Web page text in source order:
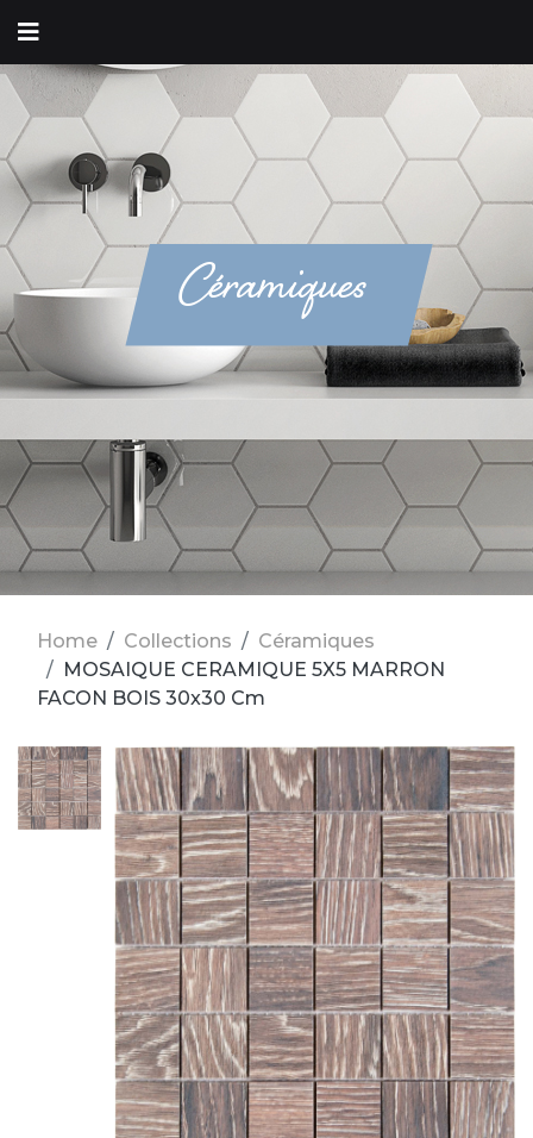
Céramiques
Home Collections
Céramiques
MOSAIQUE CERAMIQUE 5X5 MARRON
FACON BOIS 30x30 Cm